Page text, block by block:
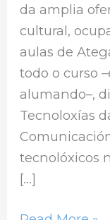
da amplia
cultural,
aulas de
todo o curso
alumando–,
Tecnoloxías
tecnolóxicos
[…]